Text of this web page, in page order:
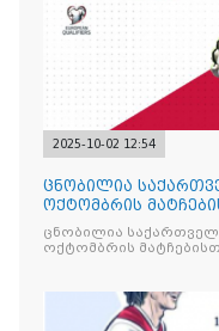
2025-10-02 12:54
ცნობილია
ოქტომბრის
ცნობილია
ოქტომბრის